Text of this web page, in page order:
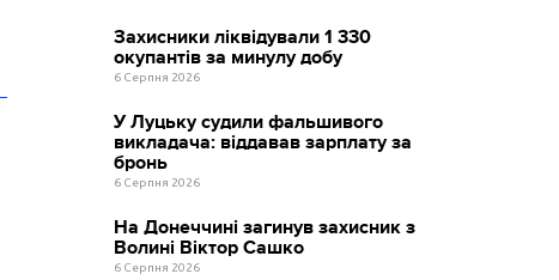
Захисники ліквідували 1 330
окупантів за минулу добу
6 Серпня 2026
У Луцьку судили фальшивого
викладача: віддавав зарплату за
бронь
6 Серпня 2026
На Донеччині загинув захисник з
Волині Віктор Сашко
6 Серпня 2026